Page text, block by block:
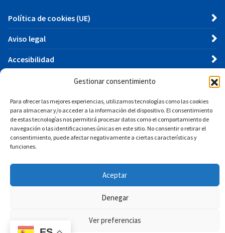
Gestionar consentimiento
Para ofrecer las mejores experiencias, utilizamos tecnologías como las cookies
para almacenar y/o acceder a la información del dispositivo. El consentimiento
de estas tecnologías nos permitirá procesar datos como el comportamiento de
navegación o las identificaciones únicas en este sitio. No consentir o retirar el
consentimiento, puede afectar negativamente a ciertas características y
funciones.
Aceptar
Denegar
Ver preferencias
Política de cookies (UE)
Aviso legal
Accesibilidad
Buscar
Buscar:
PROGRAMA KIT DIGITAL, COFINANCIADO POR LOS
FONDOS EUROPEOS NEXT GENERATION (EU) DEL
MECANISMO DE RECUPERACIÓN Y RESILENCIA.